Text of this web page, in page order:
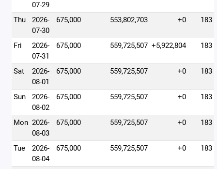
07-29
Thu
2026-
07-30
675,000 553,802,703 +0 183
Fri
2026-
07-31
675,000 559,725,507 +5,922,804 183
Sat
2026-
08-01
675,000 559,725,507 +0 183
Sun
2026-
08-02
675,000 559,725,507 +0 183
Mon 2026-
08-03
675,000 559,725,507 +0 183
Tue
2026-
08-04
675,000 559,725,507 +0 183